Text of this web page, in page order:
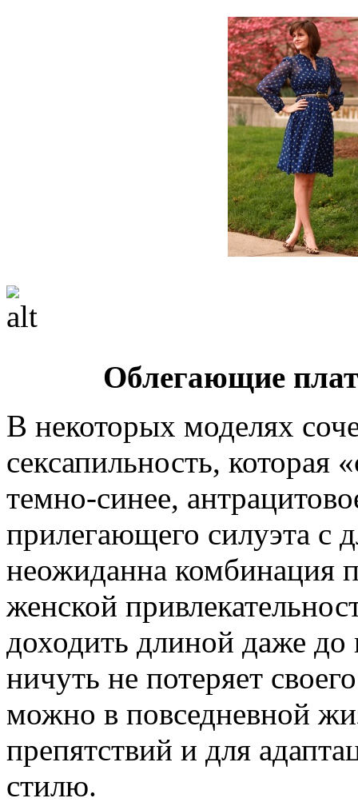
Облегающие
В некоторых моделях
сексапильность,
темно-синее,
прилегающего силуэта с
неожиданна комбинация
женской
доходить длиной даже
ничуть не потеряет
можно в повседневной
препятствий и для
стилю.